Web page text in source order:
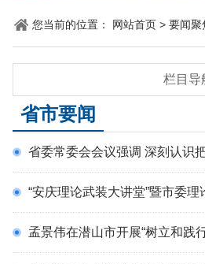
您当前的位置： 网站首页 > 要闻聚
栏目导
统战要闻
省市要闻
省市要闻
省委常委会会议强调 深刻认识把握习近平党建思想的重大意义 持续推动学习贯彻走深走实见行
“安庆理论武装大讲堂”暨市委理论学习中心组学习会议举行 深入学习贯彻习近平经济思想 高质量高效率抓好规划落实项目落地 孟景伟主持并
孟景伟在潜山市开展“树立和践行正确政绩观 实干担当加压奋进推动经济运行‘双过半’”专题调研时强调 全力以赴促发展惠民生